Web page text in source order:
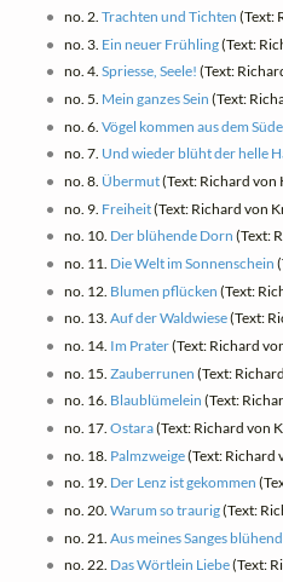
no. 2. Trachten und Tichten (Text:
no. 3. Ein neuer Frühling(Text:
no. 4. Spriesse, Seele! (Text:
no. 5. Mein ganzes Sein (Text:
no. 6. Vögel kommen aus dem
no. 7. Und wieder blüht der helle
no. 8. Übermut(Text: Richard von
no. 9. Freiheit(Text: Richard von
no. 10. Der blühende Dorn (Text:
no. 11. Die Welt im Sonnenschein
no. 12. Blumen pflücken (Text:
no. 13. Auf der Waldwiese(Text:
no. 14. Im Prater(Text: Richard
no. 15. Zauberrunen (Text:
no. 16. Blaublümelein (Text:
no. 17. Ostara(Text: Richard von
no. 18. Palmzweige(Text: Richard
no. 19. Der Lenz ist gekommen
no. 20. Warum so traurig(Text:
no. 21. Aus meines Sanges
no. 22. Das Wörtlein Liebe(Text: